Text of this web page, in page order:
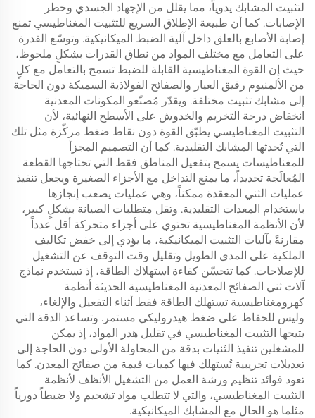
لتثبيت المشابك يدوياً، مما يقلل من الإجهاد الجسدي وخطر
الإصابات. كما أن طبيعة الإطلاق السريع للتثبيت المغناطيسي تمنع
إصابة الأصابع بالعلق داخل آلية الضبط الميكانيكية. وتوسّع القدرة
على التعامل مع مختلف المواد من نطاق القدرات بشكلٍ ملحوظ،
حيث إن القوة المغناطيسية القابلة للضبط تسمح بالتعامل مع كلٍ
من الألمنيوم رقيق العيار والصفائح الفولاذية السميكة دون الحاجة
إلى مشابك تثبيت مختلفة. ويقدّر مُصنّعو المكونات المعدنية
انخفاض درجة التخريم والخدوش على الأسطح النهائية، لأن
التثبيت المغناطيسي يطبّق القوة دون نقاط ضغط مركّزة مثل تلك
التي تُحدثها المشابك التقليدية. كما أن التصميم المجزأ
للمغناطيسات يسمح بتفعيل المناطق فقط التي تحتاجها القطعة
المُعالَجة تحديداً، ما يمنع التداخل مع الأجزاء الصغيرة ويجعل تنفيذ
عمليات الثني المعقدة ممكناً، وهي عمليات يصعب إنجازها
باستخدام المعدات التقليدية. وتقل متطلبات الصيانة بشكلٍ كبير،
لأن الأنظمة المغناطيسية تحتوي على أجزاء متحركة أقل عدداً
مقارنةً بآليات التثبيت الميكانيكية، ما يؤدي إلى خفض تكاليف
الملكية على المدى الطويل وتقليل وقت التوقف عن التشغيل
للإصلاحات. كما تتحسّن كفاءة استهلاك الطاقة، إذ تستخدم نماذج
آلات ثني الصفائح المعدنية المغناطيسية الحديثة أنظمة
كهرومغناطيسية تستهلك الطاقة فقط أثناء التفعيل والإلغاء،
وليس للحفاظ على ضغط هيدروليكي مستمر. وتساعد الدقة التي
يتيحها التثبيت المغناطيسي في تقليل هدر المواد، إذ يمكن
للمشغلين تنفيذ الثنيات بدقة من المحاولة الأولى دون الحاجة إلى
تعديلات تجريبية تُستهلك فيها كميات قيمة من صفائح المعدن. كما
تعود فوائد تنظيم ورشة العمل من التشغيل الأنظف لأنظمة
التثبيت المغناطيسي، والتي لا تتطلب مواد تشحيم ولا ضبطاً دورياً
مثلما هو الحال مع المشابك الميكانيكية.